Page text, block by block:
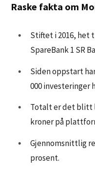
Raske fakta om
Stiftet i 2016, het
SpareBank 1 SR
Siden oppstart
000 investeringer
Totalt er det blitt
kroner på
Gjennomsnittlig
prosent.